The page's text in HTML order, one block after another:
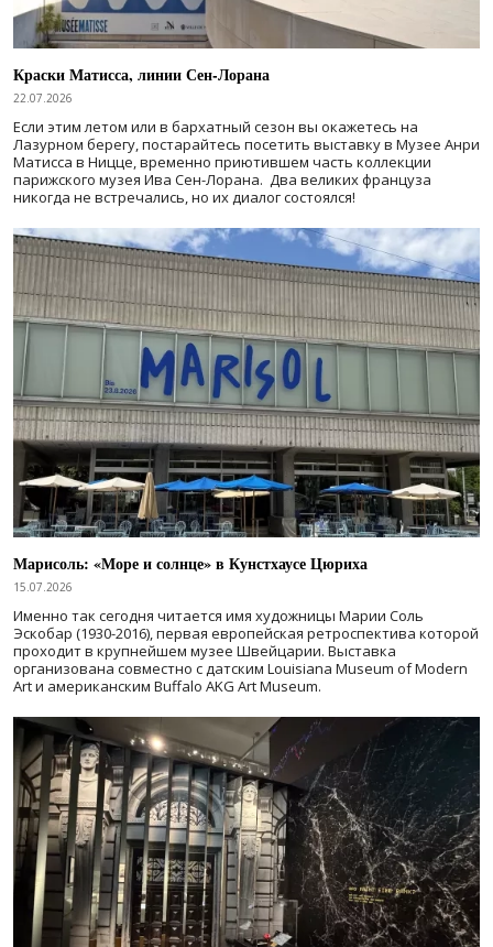
Краски Матисса, линии Сен-Лорана
22.07.2026
Если этим летом или в бархатный сезон вы окажетесь на
Лазурном берегу, постарайтесь посетить выставку в Музее Анри
Матисса в Ницце, временно приютившем часть коллекции
парижского музея Ива Сен-Лорана. Два великих француза
никогда не встречались, но их диалог состоялся!
Марисоль: «Море и солнце» в Кунстхаусе Цюриха
15.07.2026
Именно так сегодня читается имя художницы Марии Соль
Эскобар (1930-2016), первая европейская ретроспектива которой
проходит в крупнейшем музее Швейцарии. Выставка
организована совместно с датским Louisiana Museum of Modern
Art и американским Buffalo AKG Art Museum.